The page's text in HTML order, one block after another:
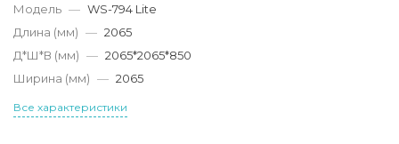
Модель — WS-794 Lite
Длина (мм) — 2065
Д*Ш*В (мм) — 2065*2065*850
Ширина (мм) — 2065
Все характеристики